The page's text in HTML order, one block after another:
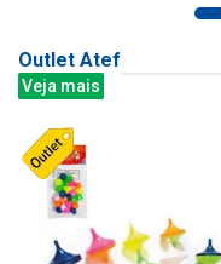
Outlet Atef
Veja mais